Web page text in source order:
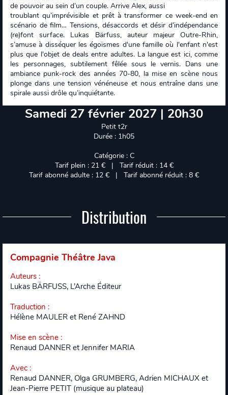
de pouvoir au sein d’un couple. Arrive Alex, aussi
troublant qu’imprévisible et prêt à transformer ce week-end en
scénario de film… Tensions, désaccords et désir d’indépendance
(re)font surface. Lukas Bärfuss, auteur majeur Outre-Rhin,
s’amuse à disséquer les égoïsmes d'une famille où l'enfant n'est
plus que l'objet de deals entre adultes. La langue est ici, comme
les personnages, subtilement fêlée sous le vernis. Dans une
ambiance punk-rock des années 70-80, la mise en scène nous
plonge dans une tension vénéneuse et nous entraîne dans une
spirale aussi drôle qu’inquiétante.
Samedi 27 février 2027 | 20h30
Petit t2r
Durée : 1h05
Catégorie : C
Tarif plein : 21 € | Tarif réduit : 14 €
Tarif abonné adulte : 12 € | Tarif abonné réduit : 8 €
Distribution
Compagnie Théâtre Java
Auteurs :
Lukas BÄRFUSS, L’Arche Éditeur
Traduction :
Hélène MAULER et René ZAHND
Mise en scène :
Renaud DANNER et Jennifer MARIA
Avec :
Renaud DANNER, Olga GRUMBERG, Adrien MICHAUX et
Jean-Pierre PETIT (musique au plateau)